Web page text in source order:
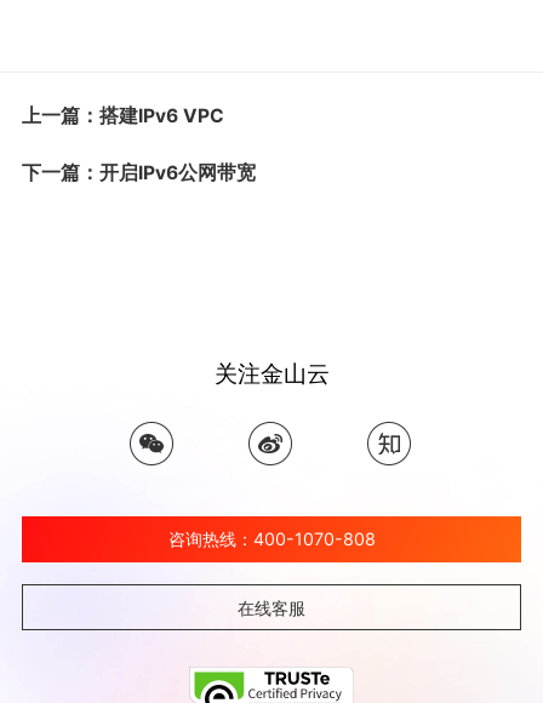
上一篇：搭建IPv6 VPC
下一篇：开启IPv6公网带宽
关注金山云
咨询热线：400-1070-808
在线客服